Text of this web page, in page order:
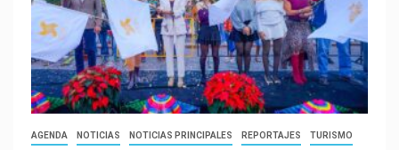
AGENDA NOTICIAS NOTICIAS PRINCIPALES REPORTAJES TURISMO